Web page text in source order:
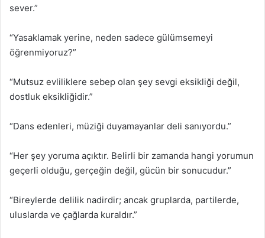
sever.”
“Yasaklamak yerine, neden sadece gülümsemeyi
öğrenmiyoruz?”
“Mutsuz evliliklere sebep olan şey sevgi eksikliği değil,
dostluk eksikliğidir.”
“Dans edenleri, müziği duyamayanlar deli sanıyordu.”
“Her şey yoruma açıktır. Belirli bir zamanda hangi yorumun
geçerli olduğu, gerçeğin değil, gücün bir sonucudur.”
“Bireylerde delilik nadirdir; ancak gruplarda, partilerde,
uluslarda ve çağlarda kuraldır.”